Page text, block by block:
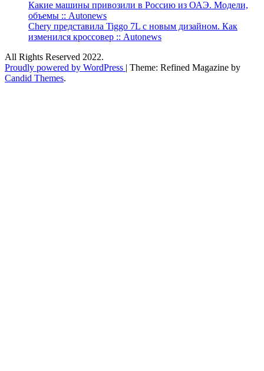
Какие машины привозили в Россию из ОАЭ. Модели,
объемы :: Autonews
Chery представила Tiggo 7L с новым дизайном. Как
изменился кроссовер :: Autonews
All Rights Reserved 2022.
Proudly powered by WordPress | Theme: Refined Magazine by
Candid Themes.